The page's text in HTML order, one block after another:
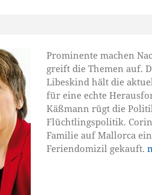
Prominente machen
greift die Themen auf.
Libeskind hält die
für eine echte
Käßmann rügt die
Flüchtlingspolitik.
Familie auf Mallorca
Feriendomizil gekauft.